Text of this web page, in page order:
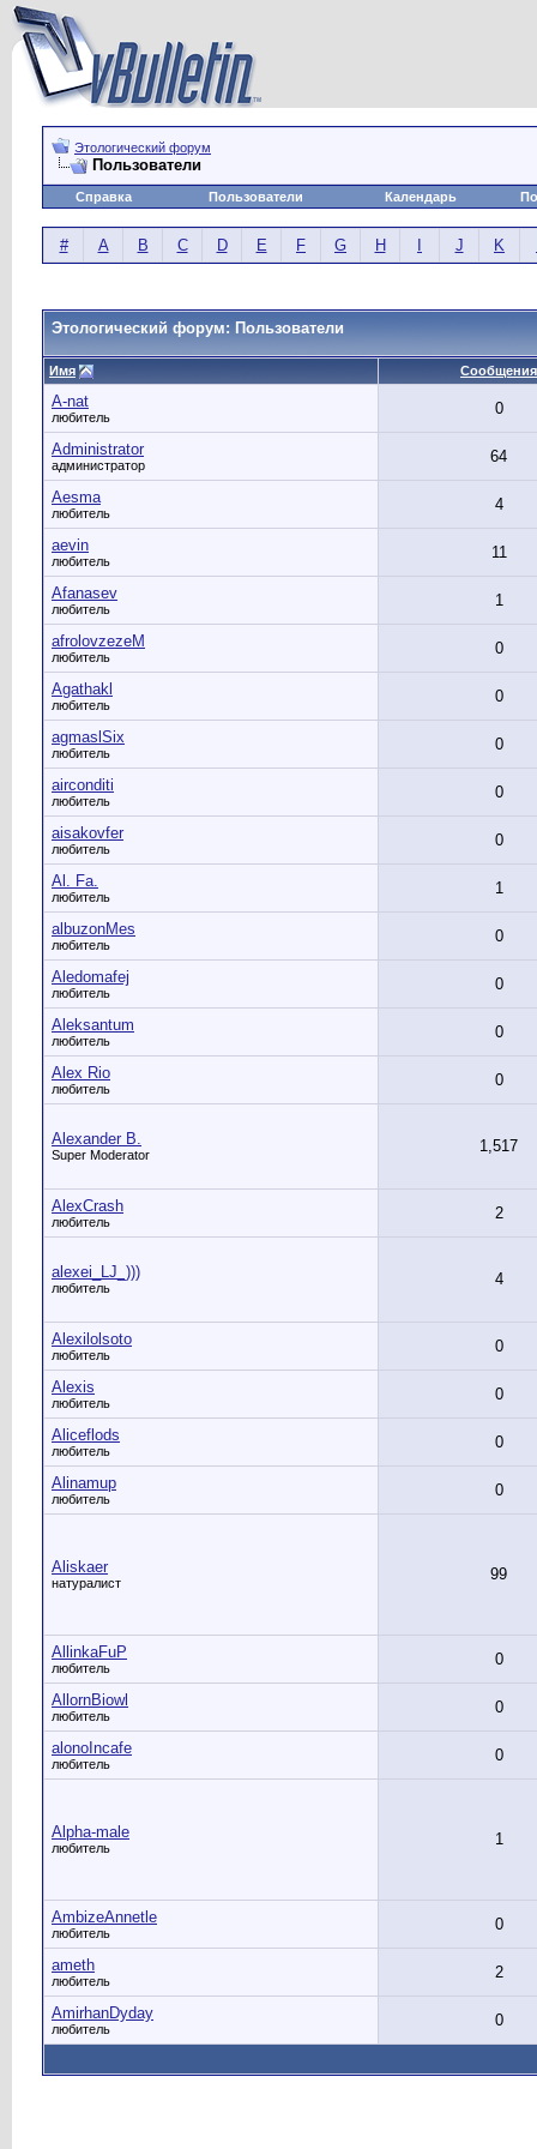
Этологический форум
Пользователи
Справка Пользователи Календарь
# A B C D E F G H J K
Этологический форум: Пользователи
Имя Сообщения
A-nat
любитель 0
Administrator
администратор 64
Aesma
любитель 4
aevin
любитель 11
Afanasev
любитель 1
afrolovzezeM
любитель 0
Agathakl
любитель 0
agmaslSix
любитель 0
airconditi
любитель 0
aisakovfer
любитель 0
Al. Fa.
любитель 1
albuzonMes
любитель 0
Aledomafej
любитель 0
Aleksantum
любитель 0
Alex Rio
любитель 0
Alexander B.
Super Moderator 1,517
AlexCrash
любитель 2
alexei_LJ_)))
любитель 4
Alexilolsoto
любитель 0
Alexis
любитель 0
Aliceflods
любитель 0
Alinamup
любитель 0
Aliskaer
натуралист 99
AllinkaFuP
любитель 0
AllornBiowl
любитель 0
alonoIncafe
любитель 0
Alpha-male
любитель 1
AmbizeAnnetle
любитель 0
ameth
любитель 2
AmirhanDyday
любитель 0